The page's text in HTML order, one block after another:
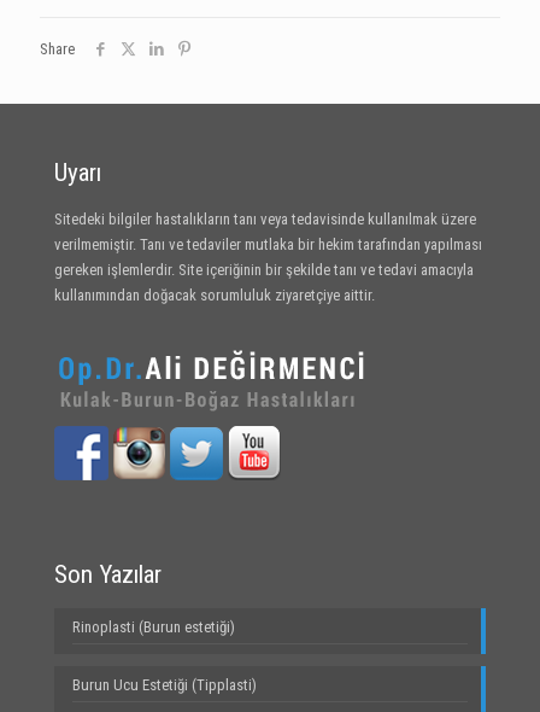
Share
Uyarı
Sitedeki bilgiler hastalıkların tanı veya tedavisinde kullanılmak üzere
verilmemiştir. Tanı ve tedaviler mutlaka bir hekim tarafından yapılması
gereken işlemlerdir. Site içeriğinin bir şekilde tanı ve tedavi amacıyla
kullanımından doğacak sorumluluk ziyaretçiye aittir.
Son Yazılar
Rinoplasti (Burun estetiği)
Burun Ucu Estetiği (Tipplasti)